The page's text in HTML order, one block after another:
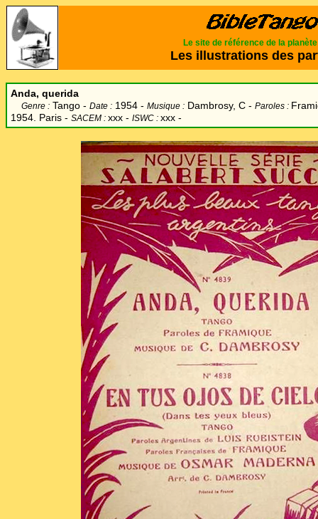
Le site de référence de la planète
Les illustrations des
Anda, querida
Genre : Tango - Date : 1954 - Musique : Dambrosy, C - Paroles :
1954. Paris - SACEM : xxx - ISWC : xxx -